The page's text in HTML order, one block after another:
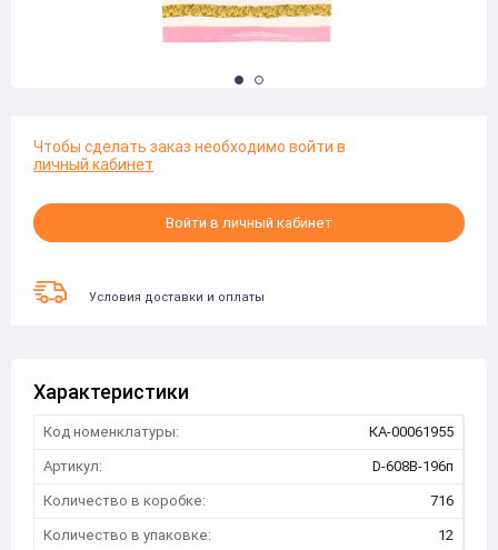
Чтобы сделать заказ необходимо войти в
личный кабинет
Войти в личный кабинет
Условия доставки и оплаты
Характеристики
Код номенклатуры:
КА-00061955
Артикул:
D-608B-196п
Количество в коробке:
716
Количество в упаковке:
12